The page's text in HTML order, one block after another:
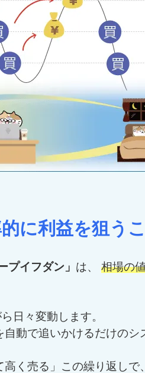
に利益を狙う
プイフダン」 は、 相場の
日々変動します。
動で追いかけるだけのシ
く売る」この繰り返しで